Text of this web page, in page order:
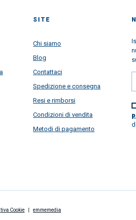
SITE
Chi siamo
Blog
Contattaci
Spedizione e consegna
Resi e rimborsi
Condizioni di vendita
Metodi di pagamento
Cookie emmemedia